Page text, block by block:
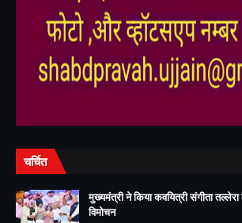
,
चर्चित
मुख्यमंत्री ने किया कवयित्री संगीता
विमोचन